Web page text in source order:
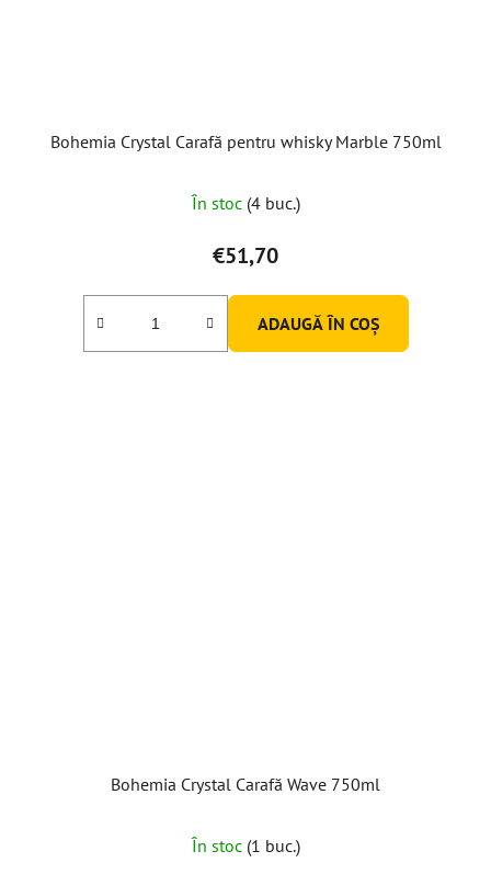
Bohemia Crystal Carafă pentru whisky Marble 750ml
În stoc (4 buc.)
€51,70
ADAUGĂ ÎN COŞ
Bohemia Crystal Carafă Wave 750ml
În stoc (1 buc.)